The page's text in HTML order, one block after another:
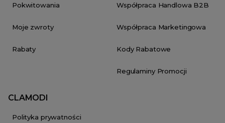
Pokwitowania
Moje zwroty
Rabaty
Współpraca Handlowa B2B
Współpraca Marketingowa
Kody Rabatowe
Regulaminy Promocji
CLAMODI
Polityka prywatności